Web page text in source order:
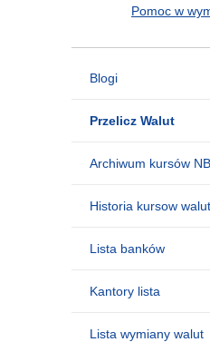
Pomoc w
Blogi
Przelicz Walut
Archiwum kursów
Historia kursow
Lista banków
Kantory lista
Lista wymiany walut